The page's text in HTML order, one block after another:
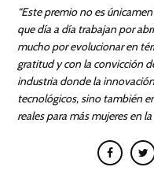
“Este premio no es
que día a día trabajan por
mucho por evolucionar en
gratitud y con la convicción
industria donde la
tecnológicos, sino también
reales para más mujeres en